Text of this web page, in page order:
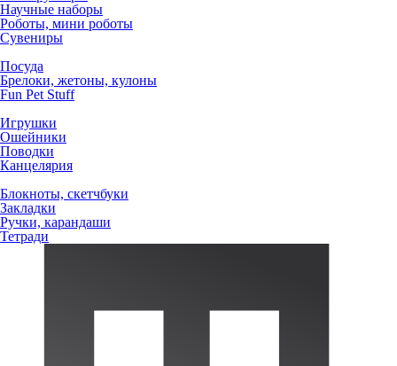
Научные наборы
Роботы, мини роботы
Сувениры
Посуда
Брелоки, жетоны, кулоны
Fun Pet Stuff
Игрушки
Ошейники
Поводки
Канцелярия
Блокноты, скетчбуки
Закладки
Ручки, карандаши
Тетради